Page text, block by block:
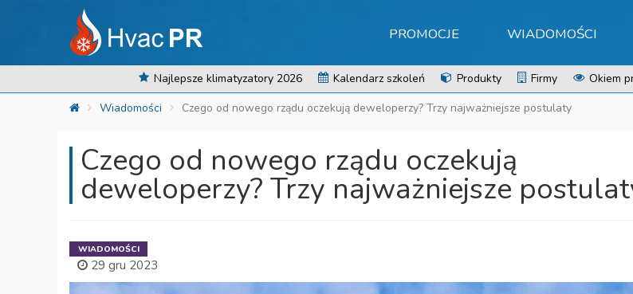
PROMOCJE WIADOMOŚCI
Najlepsze klimatyzatory 2026 Kalendarz szkoleń Produkty Firmy Okiem
Wiadomości
Czego od nowego rządu oczekują deweloperzy? Trzy najważniejsze postulaty
Czego od nowego rządu oczekują
deweloperzy? Trzy najważniejsze
WIADOMOŚCI
29 gru 2023